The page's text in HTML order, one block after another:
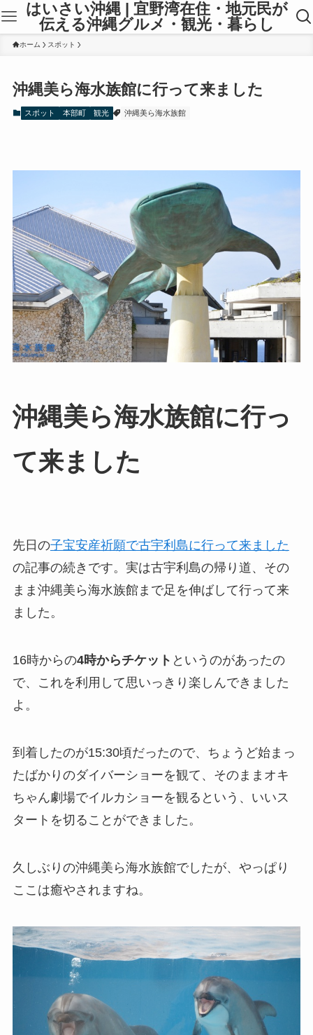
はいさい沖縄 | 宜野湾在住・地元民が
伝える沖縄グルメ・観光・暮らし
ホーム スポット
沖縄美ら海水族館に行って来ました
スポット 本部町 観光 沖縄美ら海水族館
沖縄美ら海水族館に行っ
て来ました
先日の子宝安産祈願で古宇利島に行って来ました
の記事の続きです。実は古宇利島の帰り道、その
まま沖縄美ら海水族館まで足を伸ばして行って来
ました。
16時からの4時からチケット というのがあったの
で、これを利用して思いっきり楽しんできました
よ。
到着したのが15:30頃だったので、ちょうど始まっ
たばかりのダイバーショーを観て、そのままオキ
ちゃん劇場でイルカショーを観るという、いいス
タートを切ることができました。
久しぶりの沖縄美ら海水族館でしたが、やっぱり
ここは癒やされますね。